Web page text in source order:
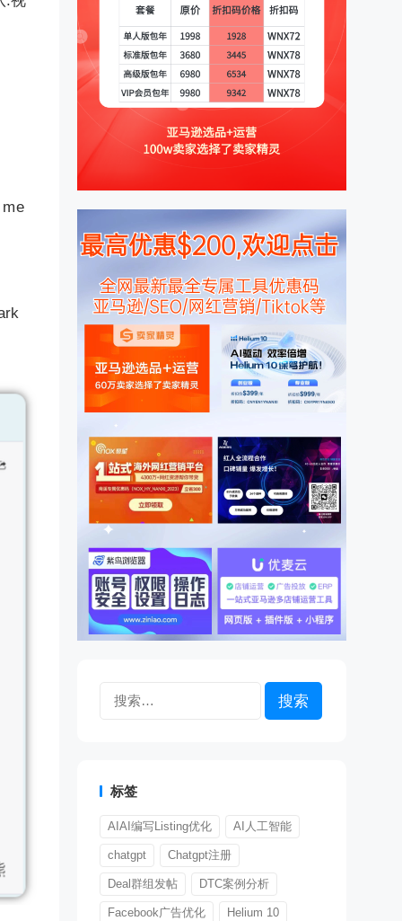
标签
AIAI编写Listing优化 AI人工智能
chatgpt Chatgpt注册
Deal群组发帖 DTC案例分析
Facebook广告优化 Helium 10